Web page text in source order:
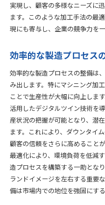
実現し、顧客の多様なニーズに
ます。このような加工手法の最
現にも寄与し、企業の競争力を
効率的な製造プロセス
効率的な製造プロセスの整備は
み出します。特にマシニング加
ことで生産性が大幅に向上しま
活用したデジタルツイン技術を
産状況の把握が可能となり、潜
ます。これにより、ダウンタイ
顧客の信頼をさらに高めること
最適化により、環境負荷を低減
造プロセスを構築する一助とな
ランドイメージを左右する重要
備は市場内での地位を強固にす